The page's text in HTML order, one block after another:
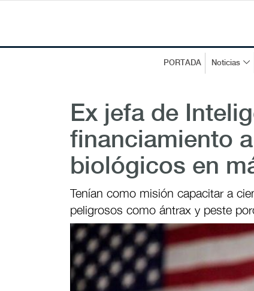
PORTADA Noticias
Ex jefa de
financiamiento
biológicos en
Tenían como misión capacitar a
peligrosos como ántrax y peste